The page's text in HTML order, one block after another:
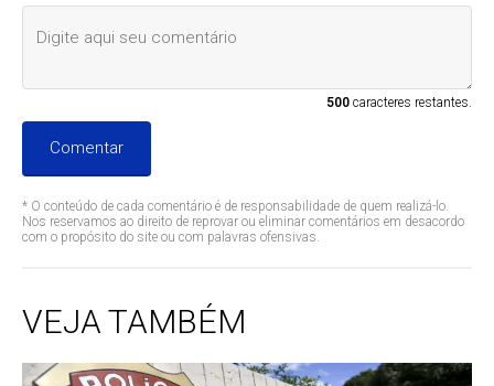
500caracteres restantes.
Comentar
* O conteúdo de cada comentário é de responsabilidade de quem realizá-lo.
Nos reservamos ao direito de reprovar ou eliminar comentários em desacordo
com o propósito do site ou com palavras ofensivas.
VEJA TAMBÉM